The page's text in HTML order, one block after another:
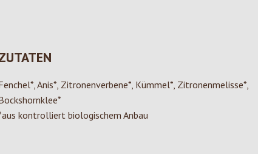
Anis*, Zitronenverbene*, Kümmel*, Zitronenmelisse*,
kontrolliert biologischem Anbau